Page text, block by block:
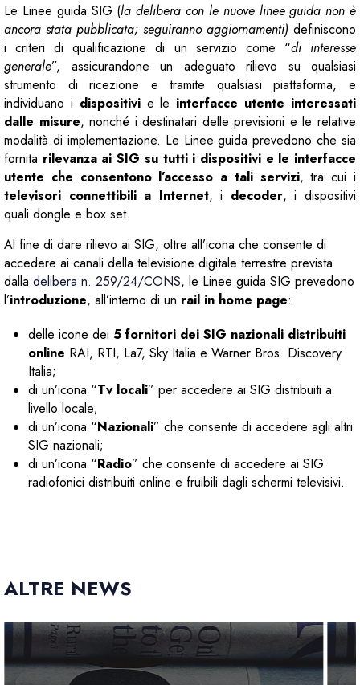
Le Linee guida SIG (la delibera con le nuove linee guida non è
ancora stata pubblicata; seguiranno aggiornamenti) definiscono
i criteri di qualificazione di un servizio come “di interesse
generale”, assicurandone un adeguato rilievo su qualsiasi
strumento di ricezione e tramite qualsiasi piattaforma, e
individuano i dispositivie le interfacce utente interessati
dalle misure, nonché i destinatari delle previsioni e le relative
modalità di implementazione. Le Linee guida prevedono che sia
fornita rilevanza ai SIG su tutti i dispositivi e le interfacce
utente che consentono l’accesso a tali servizi, tra cui i
televisori connettibili a Internet, i decoder, i dispositivi
quali dongle e box set.
Al fine di dare rilievo ai SIG, oltre all’icona che consente di
accedere ai canali della televisione digitale terrestre prevista
dalla delibera n. 259/24/CONS, le Linee guida SIG prevedono
l’introduzione, all’interno di un rail in home page:
delle icone dei 5 fornitori dei SIG nazionali distribuiti
online RAI, RTI, La7, Sky Italia e Warner Bros. Discovery
Italia;
di un’icona “Tv locali” per accedere ai SIG distribuiti a
livello locale;
di un’icona “Nazionali” che consente di accedere agli altri
SIG nazionali;
di un’icona “Radio” che consente di accedere ai SIG
radiofonici distribuiti online e fruibili dagli schermi televisivi.
ALTRE NEWS